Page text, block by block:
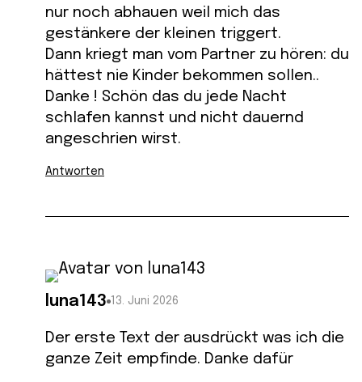
nur noch abhauen weil mich das
gestänkere der kleinen triggert.
Dann kriegt man vom Partner zu hören: du
hättest nie Kinder bekommen sollen..
Danke ! Schön das du jede Nacht
schlafen kannst und nicht dauernd
angeschrien wirst.
Antworten
luna143 13. Juni 2026
Der erste Text der ausdrückt was ich die
ganze Zeit empfinde. Danke dafür